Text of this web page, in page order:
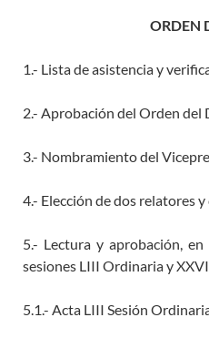
ORDEN
1.- Lista de asistencia y
2.- Aprobación del Orden del
3.- Nombramiento del
4.- Elección de dos relatores
5.- Lectura y aprobación,
sesiones LIII Ordinaria y
5.1.- Acta LIII Sesión